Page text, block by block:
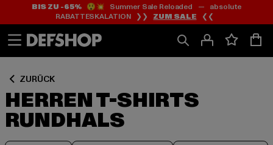
Zum
Inhalt
springen
Zum
Fußzeile
springen
BIS ZU -65%😲💥 Summer Sale Reloaded — absolute
RABATTESKALATION ❯❯ ZUM SALE ❮❮
ZURÜCK
HERREN T-SHIRTS
RUNDHALS
Zum
Produktraster
springen